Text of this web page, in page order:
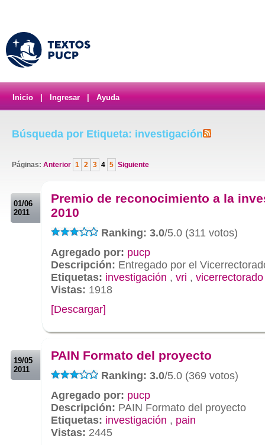
Inicio Ingresar Ayuda
Búsqueda por Etiqueta: investigación
Páginas: Anterior 1 2 3 4 5 Siguiente
01/06
2011
Premio de reconocimiento a la
2010
Ranking: 3.0/5.0 (311 votos)
Agregado por: pucp
Descripción: Entregado por el
Etiquetas: investigación , vri , vicerrectorado
Vistas: 1918
[Descargar]
19/05
2011
PAIN Formato del proyecto
Ranking: 3.0/5.0 (369 votos)
Agregado por: pucp
Descripción: PAIN Formato del proyecto
Etiquetas: investigación , pain
Vistas: 2445